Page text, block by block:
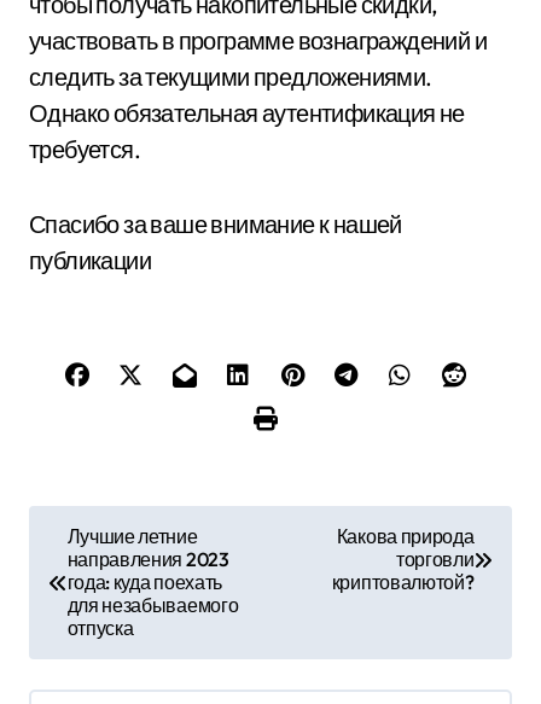
участвовать в программе вознаграждений и
следить за текущими предложениями.
Однако обязательная аутентификация не
требуется.
Спасибо за ваше внимание к нашей
публикации
и
Лучшие летние
направления 2023
года: куда поехать
для незабываемого
отпуска
Какова природа
торговли
криптовалютой?